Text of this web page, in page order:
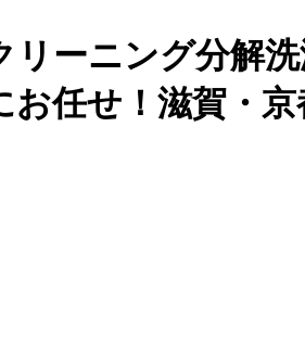
ーニング分解
任せ！滋賀・